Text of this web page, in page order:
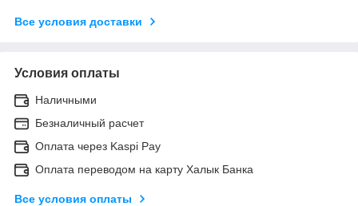
Все условия доставки
Условия оплаты
Наличными
Безналичный расчет
Оплата через Kaspi Pay
Оплата переводом на карту Халык Банка
Все условия оплаты